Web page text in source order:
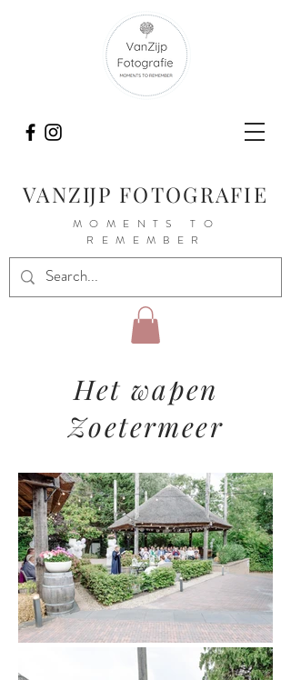
VANZIJP FOTOGRAFIE
MOMENTS TO
REMEMBER
Het wapen
Zoetermeer